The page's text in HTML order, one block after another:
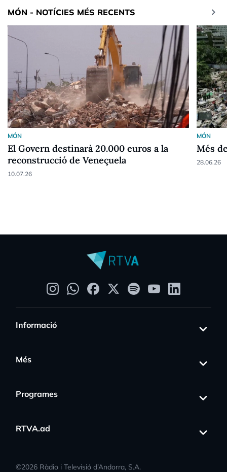
MÓN - NOTÍCIES MÉS RECENTS keyboard_arrow_right
MÓN
El Govern destinarà 20.000 euros a la
reconstrucció de Veneçuela
10.07.26
MÓN
Més
28.06.26
Informació
Més
Programes
RTVA.ad
©2026 Ràdio i Televisió d’Andorra, S.A.